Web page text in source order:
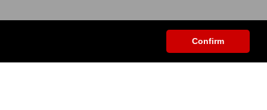
Confirm
Help / Contact / Others